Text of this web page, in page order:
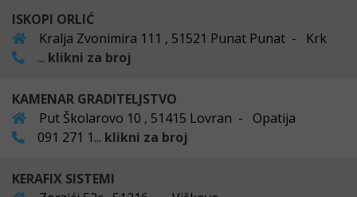
ISKOPI ORLIĆ
Kralja Zvonimira 111 , 51521 Punat Punat - Krk
... klikni za broj
KAMENAR GRADITELJSTVO
Put Školarovo 10 , 51415 Lovran - Opatija
091 271 1... klikni za broj
KERAFIX SISTEMI